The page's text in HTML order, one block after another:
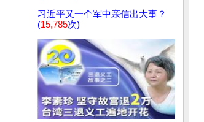
习近平又一个军中亲信出大事？
(15,785次)